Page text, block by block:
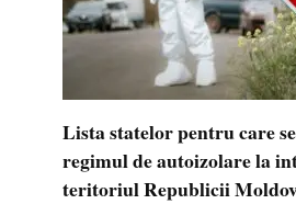
Lista statelor pentru care
regimul de autoizolare la
teritoriul Republicii